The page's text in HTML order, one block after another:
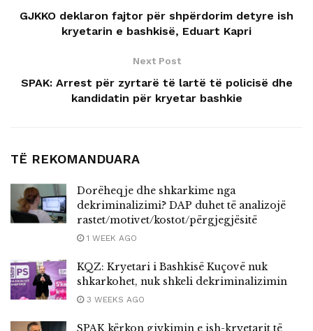
GJKKO deklaron fajtor për shpërdorim detyre ish
kryetarin e bashkisë, Eduart Kapri
Next Post
SPAK: Arrest për zyrtarë të lartë të policisë dhe
kandidatin për kryetar bashkie
TË REKOMANDUARA
Dorëheqje dhe shkarkime nga
dekriminalizimi? DAP duhet të analizojë
rastet/motivet/kostot/përgjegjësitë
1 WEEK AGO
KQZ: Kryetari i Bashkisë Kuçovë nuk
shkarkohet, nuk shkeli dekriminalizimin
3 WEEKS AGO
SPAK kërkon gjykimin e ish-kryetarit të